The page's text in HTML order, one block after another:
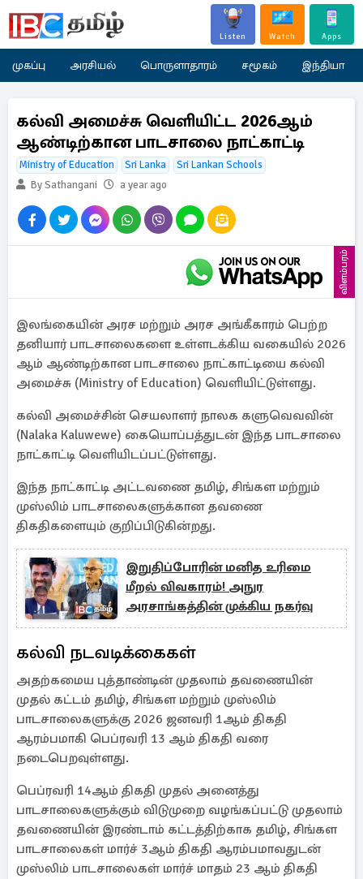
Listen Watch Apps
முகப்பு அரசியல் பொருளாதாரம் சமூகம் இந்தியா
கல்வி அமைச்சு வெளியிட்ட 2026ஆம்
ஆண்டிற்கான பாடசாலை நாட்காட்டி
Ministry of Education Sri Lanka
Sri Lankan Schools
By Sathangani
a year ago
விளம்பரம்
இலங்கையின் அரச மற்றும் அரச அங்கீகாரம் பெற்ற
தனியார் பாடசாலைகளை உள்ளடக்கிய வகையில் 2026
ஆம் ஆண்டிற்கான பாடசாலை நாட்காட்டியை கல்வி
அமைச்சு (Ministry of Education) வெளியிட்டுள்ளது.
கல்வி அமைச்சின் செயலாளர் நாலக களுவெவவின்
(Nalaka Kaluwewe) கையொப்பத்துடன் இந்த பாடசாலை
நாட்காட்டி வெளியிடப்பட்டுள்ளது.
இந்த நாட்காட்டி அட்டவணை தமிழ், சிங்கள மற்றும்
முஸ்லிம் பாடசாலைகளுக்கான தவணை
திகதிகளையும் குறிப்பிடுகின்றது.
இறுதிப்போரின் மனித உரிமை
மீறல் விவகாரம்! அநுர
அரசாங்கத்தின் முக்கிய நகர்வு
கல்வி நடவடிக்கைகள்
அதற்கமைய புத்தாண்டின் முதலாம் தவணையின்
முதல் கட்டம் தமிழ், சிங்கள மற்றும் முஸ்லிம்
பாடசாலைகளுக்கு 2026 ஜனவரி 1ஆம் திகதி
ஆரம்பமாகி பெப்ரவரி 13 ஆம் திகதி வரை
நடைபெறவுள்ளது.
பெப்ரவரி 14ஆம் திகதி முதல் அனைத்து
பாடசாலைகளுக்கும் விடுமுறை வழங்கப்பட்டு முதலாம்
தவணையின் இரண்டாம் கட்டத்திற்காக தமிழ், சிங்கள
பாடசாலைகள் மார்ச் 3ஆம் திகதி ஆரம்பமாவதுடன்
முஸ்லிம் பாடசாலைகள் மார்ச் மாதம் 23 ஆம் திகதி